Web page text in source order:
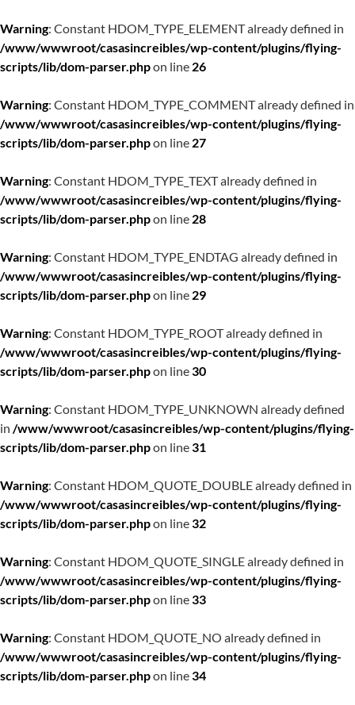
Warning: Constant HDOM_TYPE_ELEMENT already defined in
/www/wwwroot/casasincreibles/wp-content/plugins/flying-
scripts/lib/dom-parser.phpon line 26
Warning: Constant HDOM_TYPE_COMMENT already defined in
/www/wwwroot/casasincreibles/wp-content/plugins/flying-
scripts/lib/dom-parser.phpon line 27
Warning: Constant HDOM_TYPE_TEXT already defined in
/www/wwwroot/casasincreibles/wp-content/plugins/flying-
scripts/lib/dom-parser.phpon line 28
Warning: Constant HDOM_TYPE_ENDTAG already defined in
/www/wwwroot/casasincreibles/wp-content/plugins/flying-
scripts/lib/dom-parser.phpon line 29
Warning: Constant HDOM_TYPE_ROOT already defined in
/www/wwwroot/casasincreibles/wp-content/plugins/flying-
scripts/lib/dom-parser.phpon line30
Warning: Constant HDOM_TYPE_UNKNOWN already defined
in /www/wwwroot/casasincreibles/wp-content/plugins/flying-
scripts/lib/dom-parser.phpon line31
Warning: Constant HDOM_QUOTE_DOUBLE already defined in
/www/wwwroot/casasincreibles/wp-content/plugins/flying-
scripts/lib/dom-parser.phpon line32
Warning: Constant HDOM_QUOTE_SINGLE already defined in
/www/wwwroot/casasincreibles/wp-content/plugins/flying-
scripts/lib/dom-parser.phpon line33
Warning: Constant HDOM_QUOTE_NO already defined in
/www/wwwroot/casasincreibles/wp-content/plugins/flying-
scripts/lib/dom-parser.phpon line34